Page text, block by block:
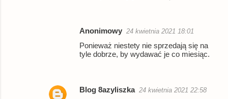
Anonimowy 24 kwietnia 2021 18:01
Ponieważ niestety nie sprzedają się na
tyle dobrze, by wydawać je co miesiąc.
Blog 8azyliszka 24 kwietnia 2021 22:58